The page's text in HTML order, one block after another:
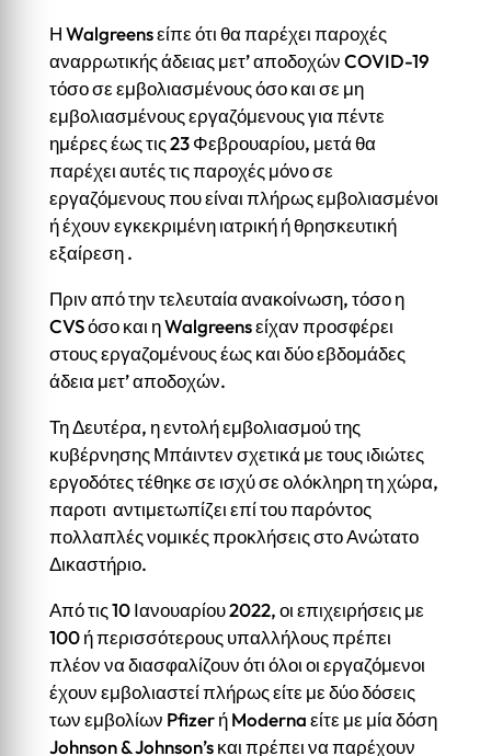
Η Walgreens είπε ότι θα παρέχει παροχές
αναρρωτικής άδειας μετ’ αποδοχών COVID-19
τόσο σε εμβολιασμένους όσο και σε μη
εμβολιασμένους εργαζόμενους για πέντε
ημέρες έως τις 23 Φεβρουαρίου, μετά θα
παρέχει αυτές τις παροχές μόνο σε
εργαζόμενους που είναι πλήρως εμβολιασμένοι
ή έχουν εγκεκριμένη ιατρική ή θρησκευτική
εξαίρεση .
Πριν από την τελευταία ανακοίνωση, τόσο η
CVS όσο και η Walgreens είχαν προσφέρει
στους εργαζομένους έως και δύο εβδομάδες
άδεια μετ’ αποδοχών.
Τη Δευτέρα, η εντολή εμβολιασμού της
κυβέρνησης Μπάιντεν σχετικά με τους ιδιώτες
εργοδότες τέθηκε σε ισχύ σε ολόκληρη τη χώρα,
παροτι αντιμετωπίζει επί του παρόντος
πολλαπλές νομικές προκλήσεις στο Ανώτατο
Δικαστήριο.
Από τις 10 Ιανουαρίου 2022, οι επιχειρήσεις με
100 ή περισσότερους υπαλλήλους πρέπει
πλέον να διασφαλίζουν ότι όλοι οι εργαζόμενοι
έχουν εμβολιαστεί πλήρως είτε με δύο δόσεις
των εμβολίων Pfizer ή Moderna είτε με μία δόση
Johnson & Johnson’s και πρέπει να παρέχουν